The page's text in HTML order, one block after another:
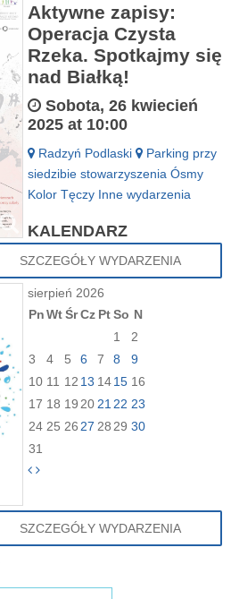
SZCZEGÓŁY WYDARZENIA
Aktywne zapisy:
Operacja Czysta
Rzeka. Spotkajmy się
nad Białką!
Sobota, 26 kwiecień
2025 at 10:00
Radzyń Podlaski
Parking przy
siedzibie stowarzyszenia Ósmy
Kolor Tęczy Inne wydarzenia
SZCZEGÓŁY WYDARZENIA
KALENDARZ
sierpień 2026
PnWtŚrCz PtSo N
1
2
3
4 5 6 7 8
9
10 11 12 13 1415 16
17 18 19 20 21 22 23
24 25 26 27 28 29 30
31